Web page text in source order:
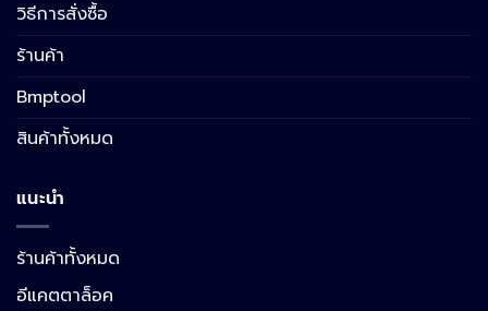
วิธีการสั่งซื้อ
ร้านค้า
Bmptool
สินค้าทั้งหมด
แนะนำ
ร้านค้าทั้งหมด
อีแคตตาล็อค